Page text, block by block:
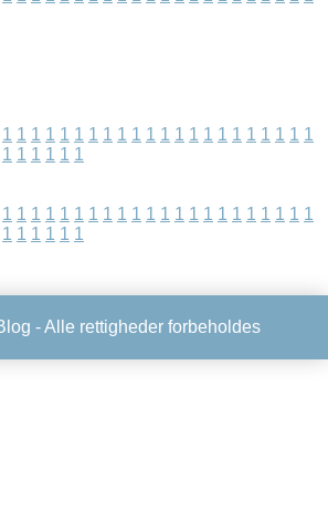
1 1 1 1 1 1 1 1 1 1 1 1 1 1 1 1 1 1 1 1 1 1
1 1 1 1 1 1
1 1 1 1 1 1 1 1 1 1 1 1 1 1 1 1 1 1 1 1 1 1
1 1 1 1 1 1
- Alle rettigheder forbeholdes